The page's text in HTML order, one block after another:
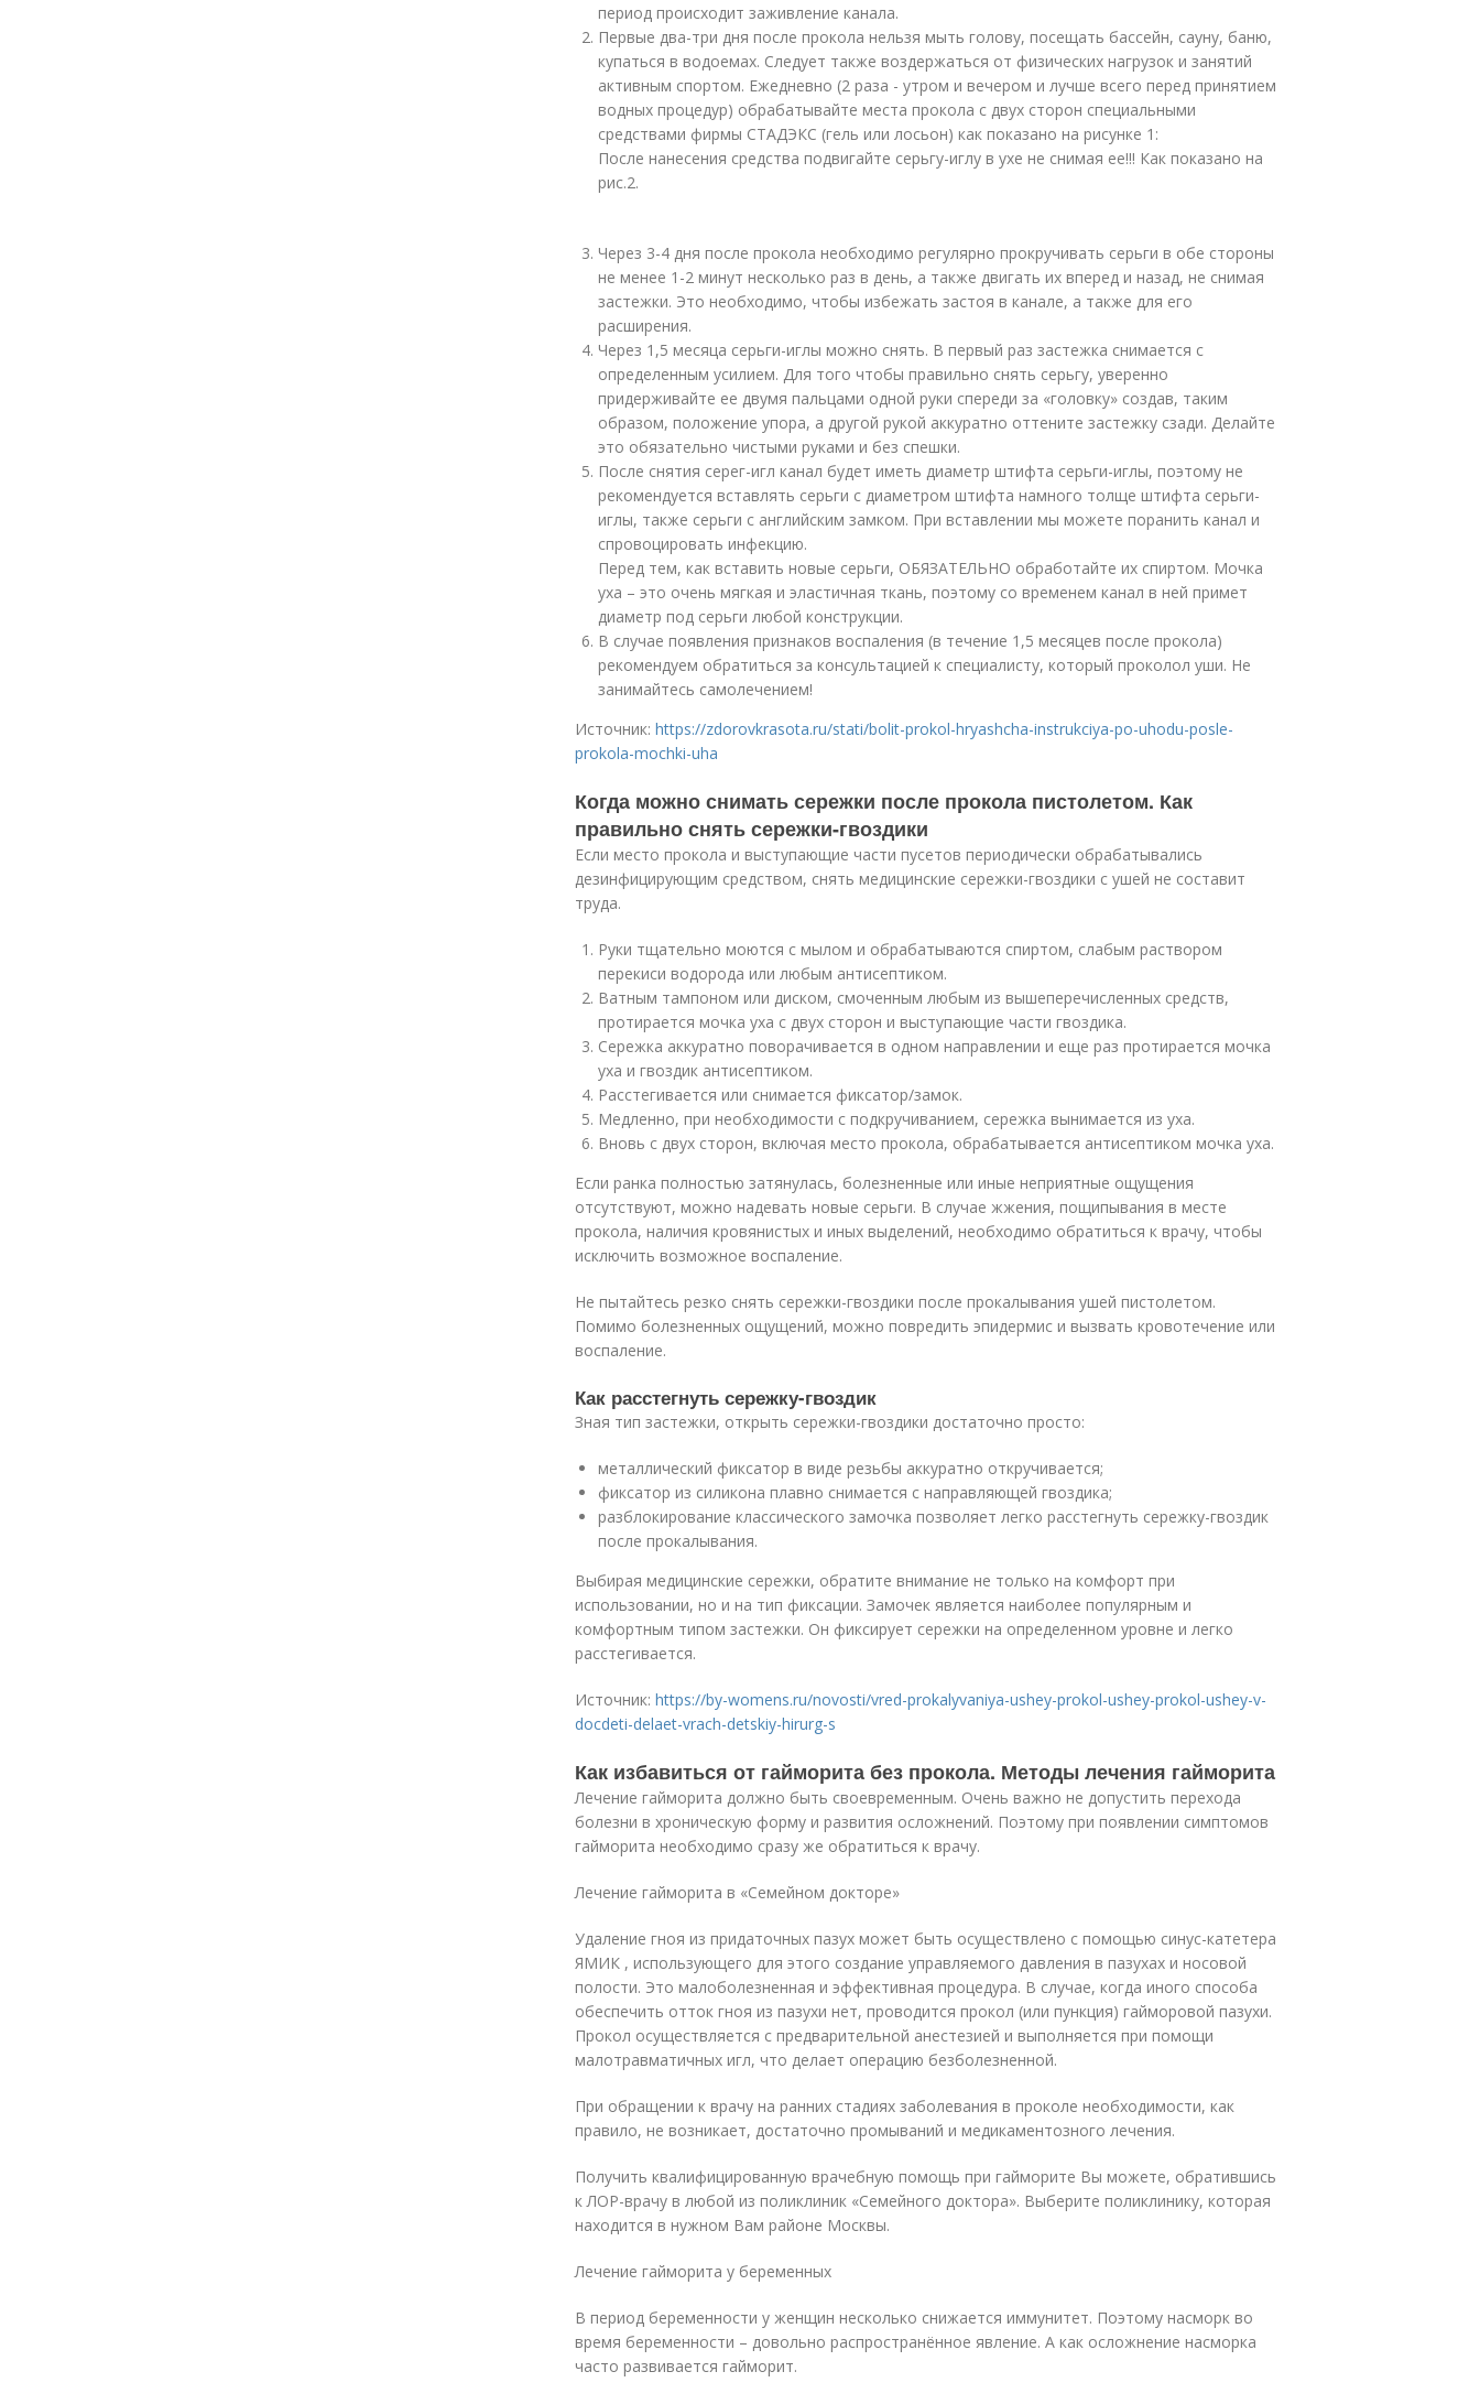
период происходит заживление канала.
Первые два-три дня после прокола нельзя мыть голову, посещать бассейн, сауну, баню,
купаться в водоемах. Следует также воздержаться от физических нагрузок и занятий
активным спортом. Ежедневно (2 раза - утром и вечером и лучше всего перед принятием
водных процедур) обрабатывайте места прокола с двух сторон специальными
средствами фирмы СТАДЭКС (гель или лосьон) как показано на рисунке 1:
После нанесения средства подвигайте серьгу-иглу в ухе не снимая ее!!! Как показано на
рис.2.
Через 3-4 дня после прокола необходимо регулярно прокручивать серьги в обе стороны
не менее 1-2 минут несколько раз в день, а также двигать их вперед и назад, не снимая
застежки. Это необходимо, чтобы избежать застоя в канале, а также для его
расширения.
Через 1,5 месяца серьги-иглы можно снять. В первый раз застежка снимается с
определенным усилием. Для того чтобы правильно снять серьгу, уверенно
придерживайте ее двумя пальцами одной руки спереди за «головку» создав, таким
образом, положение упора, а другой рукой аккуратно оттените застежку сзади. Делайте
это обязательно чистыми руками и без спешки.
После снятия серег-игл канал будет иметь диаметр штифта серьги-иглы, поэтому не
рекомендуется вставлять серьги с диаметром штифта намного толще штифта серьги-
иглы, также серьги с английским замком. При вставлении мы можете поранить канал и
спровоцировать инфекцию.
Перед тем, как вставить новые серьги, ОБЯЗАТЕЛЬНО обработайте их спиртом. Мочка
уха – это очень мягкая и эластичная ткань, поэтому со временем канал в ней примет
диаметр под серьги любой конструкции.
В случае появления признаков воспаления (в течение 1,5 месяцев после прокола)
рекомендуем обратиться за консультацией к специалисту, который проколол уши. Не
занимайтесь самолечением!
Источник: https://zdorovkrasota.ru/stati/bolit-prokol-hryashcha-instrukciya-po-uhodu-posle-
prokola-mochki-uha
Когда можно снимать сережки после прокола пистолетом. Как
правильно снять сережки-гвоздики
Если место прокола и выступающие части пусетов периодически обрабатывались
дезинфицирующим средством, снять медицинские сережки-гвоздики с ушей не составит
труда.
Руки тщательно моются с мылом и обрабатываются спиртом, слабым раствором
перекиси водорода или любым антисептиком.
Ватным тампоном или диском, смоченным любым из вышеперечисленных средств,
протирается мочка уха с двух сторон и выступающие части гвоздика.
Сережка аккуратно поворачивается в одном направлении и еще раз протирается мочка
уха и гвоздик антисептиком.
Расстегивается или снимается фиксатор/замок.
Медленно, при необходимости с подкручиванием, сережка вынимается из уха.
Вновь с двух сторон, включая место прокола, обрабатывается антисептиком мочка уха.
Если ранка полностью затянулась, болезненные или иные неприятные ощущения
отсутствуют, можно надевать новые серьги. В случае жжения, пощипывания в месте
прокола, наличия кровянистых и иных выделений, необходимо обратиться к врачу, чтобы
исключить возможное воспаление.
Не пытайтесь резко снять сережки-гвоздики после прокалывания ушей пистолетом.
Помимо болезненных ощущений, можно повредить эпидермис и вызвать кровотечение или
воспаление.
Как расстегнуть сережку-гвоздик
Зная тип застежки, открыть сережки-гвоздики достаточно просто:
металлический фиксатор в виде резьбы аккуратно откручивается;
фиксатор из силикона плавно снимается с направляющей гвоздика;
разблокирование классического замочка позволяет легко расстегнуть сережку-гвоздик
после прокалывания.
Выбирая медицинские сережки, обратите внимание не только на комфорт при
использовании, но и на тип фиксации. Замочек является наиболее популярным и
комфортным типом застежки. Он фиксирует сережки на определенном уровне и легко
расстегивается.
Источник: https://by-womens.ru/novosti/vred-prokalyvaniya-ushey-prokol-ushey-prokol-ushey-v-
docdeti-delaet-vrach-detskiy-hirurg-s
Как избавиться от гайморита без прокола. Методы лечения гайморита
Лечение гайморита должно быть своевременным. Очень важно не допустить перехода
болезни в хроническую форму и развития осложнений. Поэтому при появлении симптомов
гайморита необходимо сразу же обратиться к врачу.
Лечение гайморита в «Семейном докторе»
Удаление гноя из придаточных пазух может быть осуществлено с помощью синус-катетера
ЯМИК , использующего для этого создание управляемого давления в пазухах и носовой
полости. Это малоболезненная и эффективная процедура. В случае, когда иного способа
обеспечить отток гноя из пазухи нет, проводится прокол (или пункция) гайморовой пазухи.
Прокол осуществляется с предварительной анестезией и выполняется при помощи
малотравматичных игл, что делает операцию безболезненной.
При обращении к врачу на ранних стадиях заболевания в проколе необходимости, как
правило, не возникает, достаточно промываний и медикаментозного лечения.
Получить квалифицированную врачебную помощь при гайморите Вы можете, обратившись
к ЛОР-врачу в любой из поликлиник «Семейного доктора». Выберите поликлинику, которая
находится в нужном Вам районе Москвы.
Лечение гайморита у беременных
В период беременности у женщин несколько снижается иммунитет. Поэтому насморк во
время беременности – довольно распространённое явление. А как осложнение насморка
часто развивается гайморит.